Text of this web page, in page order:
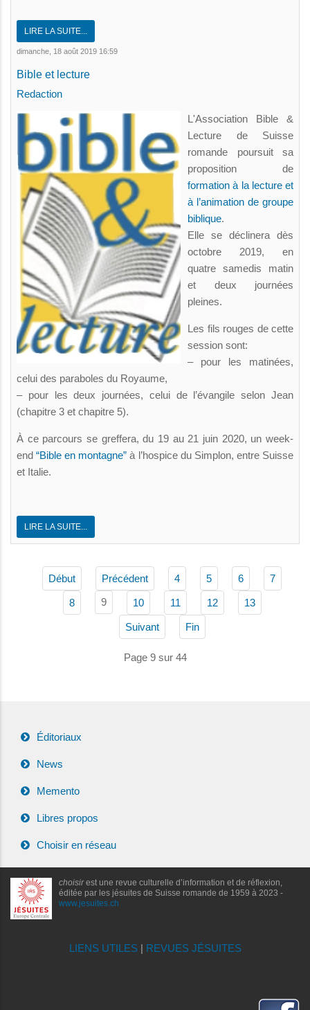
LIRE LA SUITE...
dimanche, 18 août 2019 16:59
Bible et lecture
Redaction
L'Association Bible &
Lecture de Suisse
romande poursuit sa
proposition de
formation à la lecture et
à l’animation de groupe
biblique.
Elle se déclinera dès
octobre 2019, en
quatre samedis matin
et deux journées
pleines.
Les fils rouges de cette
session sont:
– pour les matinées,
celui des paraboles du Royaume,
– pour les deux journées, celui de l’évangile selon Jean
(chapitre 3 et chapitre 5).
À ce parcours se greffera, du 19 au 21 juin 2020, un week-
end“Bible en montagne” à l’hospice du Simplon, entre Suisse
et Italie.
LIRE LA SUITE...
Début Précédent 4 5 6 7
8 9 10 11 12 13
Suivant Fin
Page 9 sur 44
Éditoriaux
News
Memento
Libres propos
Choisir en réseau
choisirest une revue culturelle d’information et de réflexion,
éditée par les jésuites de Suisse romande de 1959 à 2023 -
www.jesuites.ch
LIENS UTILES| REVUES JÉSUITES